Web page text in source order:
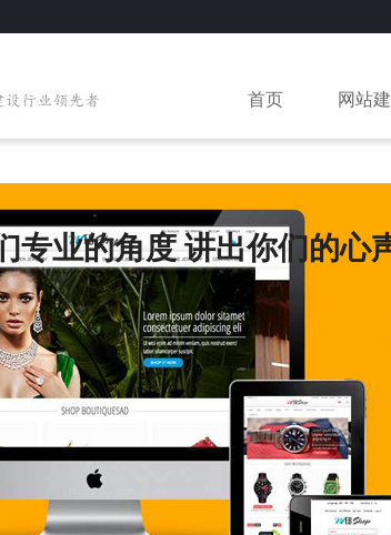
首页 网站
专业的角度 讲出你们的心